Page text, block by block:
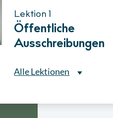
Lektion 1
Öffentliche
Ausschreibungen
Alle Lektionen
Alle